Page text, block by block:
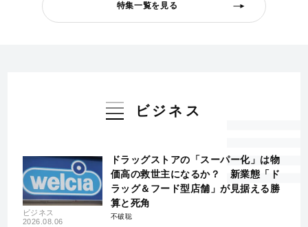
特集一覧を見る
ビジネス
ビジネス
2026.08.06
ドラッグストアの「スーパー化」は物
価高の救世主になるか？ 新業態「ド
ラッグ＆フード型店舗」が見据える勝
算と死角
不破聡